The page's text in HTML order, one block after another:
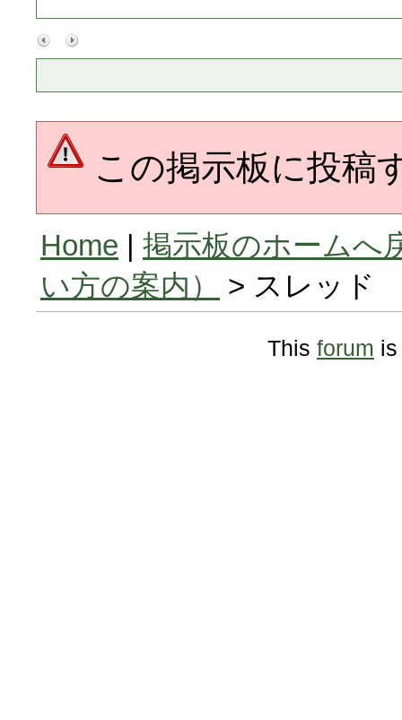
この掲示板に投稿
Home | 掲示板のホームへ
い方の案内）
> スレッド
This forum